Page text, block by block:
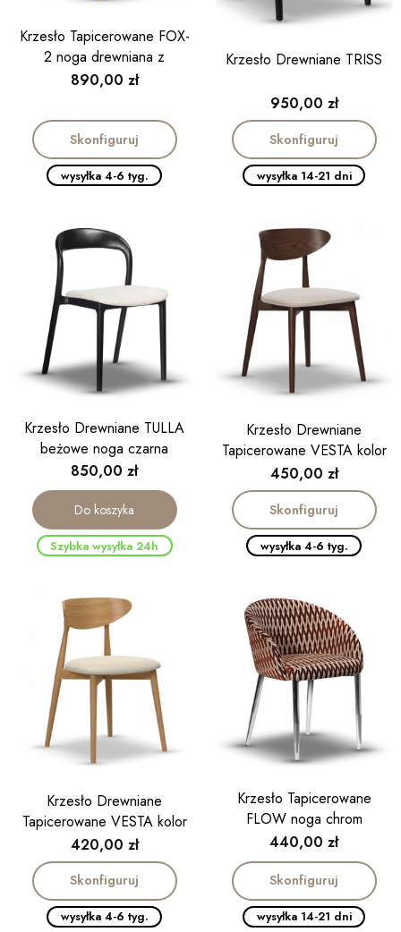
Krzesło Tapicerowane FOX-
2 noga drewniana z
podłokietnikiem
Cena
890,00 zł
Skonfiguruj
wysyłka 4-6 tyg.
Krzesło Drewniane TRISS
Cena
950,00 zł
Skonfiguruj
wysyłka 14-21 dni
Krzesło Drewniane TULLA
beżowe noga czarna
Cena
850,00 zł
Do koszyka
Szybka wysyłka 24h
Krzesło Drewniane
Tapicerowane VESTA kolor
orzech
Cena
450,00 zł
Skonfiguruj
wysyłka 4-6 tyg.
Krzesło Drewniane
Tapicerowane VESTA kolor
dąb
Cena
420,00 zł
Skonfiguruj
wysyłka 4-6 tyg.
Krzesło Tapicerowane
FLOW noga chrom
Cena
440,00 zł
Skonfiguruj
wysyłka 14-21 dni